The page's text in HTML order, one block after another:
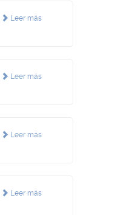
Leer más
Leer más
Leer más
Leer más